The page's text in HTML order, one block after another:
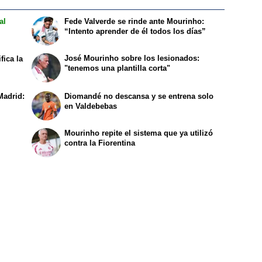
la
Fede Valverde se rinde ante Mourinho:
“Intento aprender de él todos los días”
José Mourinho sobre los lesionados:
"tenemos una plantilla corta"
Diomandé no descansa y se entrena solo
en Valdebebas
Mourinho repite el sistema que ya utilizó
contra la Fiorentina